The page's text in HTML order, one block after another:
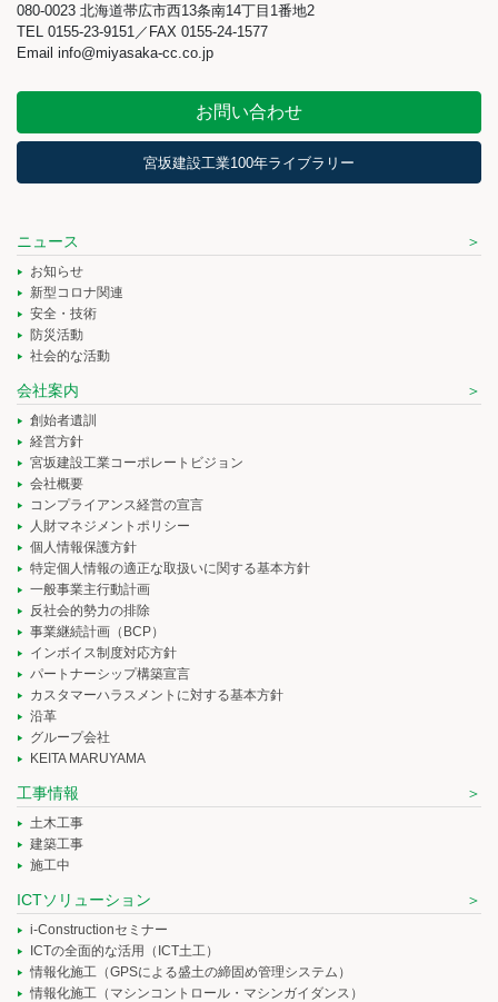
080-0023 北海道帯広市西13条南14丁目1番地2
TEL 0155-23-9151／FAX 0155-24-1577
Email info@miyasaka-cc.co.jp
お問い合わせ
宮坂建設工業100年ライブラリー
ニュース
お知らせ
新型コロナ関連
安全・技術
防災活動
社会的な活動
会社案内
創始者遺訓
経営方針
宮坂建設工業コーポレートビジョン
会社概要
コンプライアンス経営の宣言
人財マネジメントポリシー
個人情報保護方針
特定個人情報の適正な取扱いに関する基本方針
一般事業主行動計画
反社会的勢力の排除
事業継続計画（BCP）
インボイス制度対応方針
パートナーシップ構築宣言
カスタマーハラスメントに対する基本方針
沿革
グループ会社
KEITA MARUYAMA
工事情報
土木工事
建築工事
施工中
ICTソリューション
i-Constructionセミナー
ICTの全面的な活用（ICT土工）
情報化施工（GPSによる盛土の締固め管理システム）
情報化施工（マシンコントロール・マシンガイダンス）